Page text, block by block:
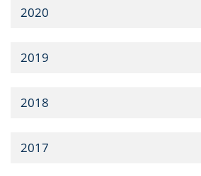
2020
2019
2018
2017